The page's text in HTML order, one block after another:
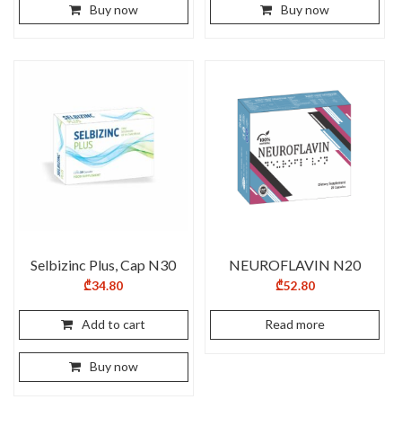
Buy now Buy now
Selbizinc Plus, Cap N30
₾34.80
Add to cart
Buy now
NEUROFLAVIN N20
₾52.80
Read more